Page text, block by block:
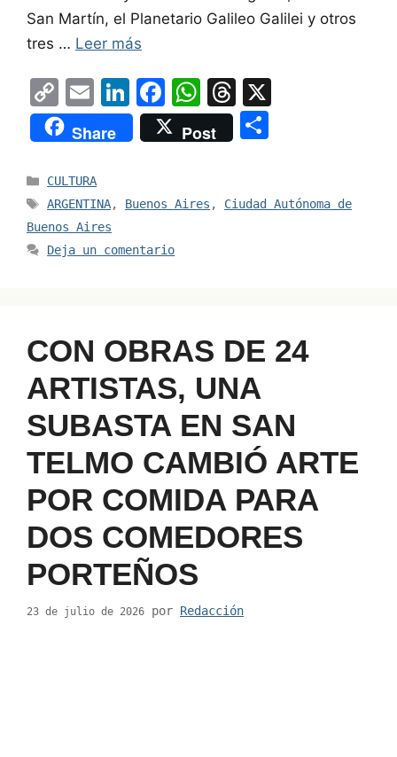
San Martín, el Planetario Galileo Galilei y otros
tres … Leer más
C
o
p
y
Li
n
k
E
m
ai
l
Li
n
k
dI
F
a
c
b
o
W
h
at
A
T
hr
e
d
Share Post
e
Categorías
CULTURA
Etiquetas
ARGENTINA, Buenos Aires , Ciudad Autónoma de
Buenos Aires
Deja un comentario
CON OBRAS DE 24
ARTISTAS, UNA
SUBASTA EN SAN
TELMO CAMBIÓ ARTE
POR COMIDA PARA
DOS COMEDORES
PORTEÑOS
23 de julio de 2026 por Redacción